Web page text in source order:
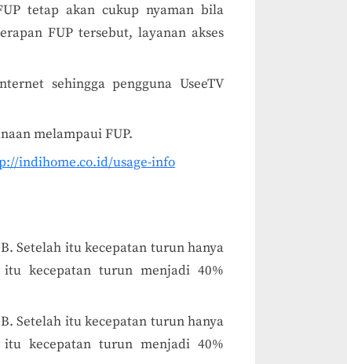
tetap akan cukup nyaman bila
FUP tersebut, layanan akses
sehingga pengguna UseeTV
melampaui FUP.
indihome.co.id/usage-info
Setelah itu kecepatan turun hanya
kecepatan turun menjadi 40%
Setelah itu kecepatan turun hanya
kecepatan turun menjadi 40%